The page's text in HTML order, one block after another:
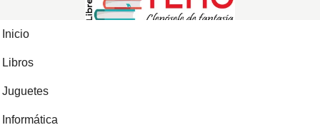
Inicio
Libros
Juguetes
Informática